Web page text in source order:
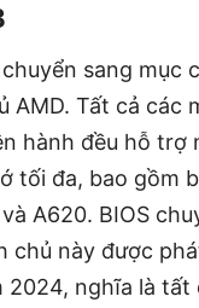
sang mục
AMD. Tất cả các
hành đều hỗ trợ
tối đa, bao gồm
A620. BIOS
chủ này được
2024, nghĩa là tất